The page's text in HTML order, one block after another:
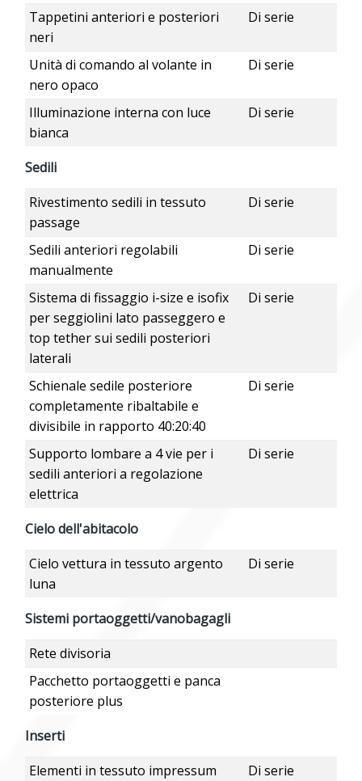
Tappetini anteriori e posteriori
neri
Di serie
Unità di comando al volante in
nero opaco
Di serie
Illuminazione interna con luce
bianca
Di serie
Sedili
Rivestimento sedili in tessuto
passage
Di serie
Sedili anteriori regolabili
manualmente
Di serie
Sistema di fissaggio i-size e isofix
per seggiolini lato passeggero e
top tether sui sedili posteriori
laterali
Di serie
Schienale sedile posteriore
completamente ribaltabile e
divisibile in rapporto 40:20:40
Di serie
Supporto lombare a 4 vie per i
sedili anteriori a regolazione
elettrica
Di serie
Cielo dell'abitacolo
Cielo vettura in tessuto argento
luna
Di serie
Sistemi portaoggetti/vanobagagli
Rete divisoria
Pacchetto portaoggetti e panca
posteriore plus
Inserti
Elementi in tessuto impressum
Di serie